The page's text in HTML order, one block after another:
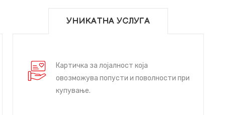
УНИКАТНА УСЛУГА
Картичка за лојалност која
овозможува попусти и поволности при
купување.